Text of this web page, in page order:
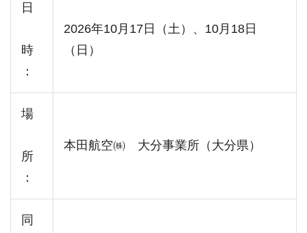
日
時
：
2026年10月17日（土）、10月18日
（日）
場
所
：
本田航空㈱ 大分事業所（大分県）
同